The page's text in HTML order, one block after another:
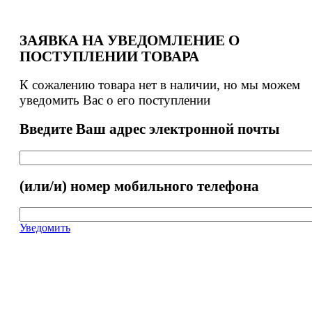
ЗАЯВКА НА УВЕДОМЛЕНИЕ О
ПОСТУПЛЕНИИ ТОВАРА
К сожалению товара нет в наличии, но мы можем
уведомить Вас о его поступлении
Введите Ваш адрес электронной почты
(или/и) номер мобильного телефона
Уведомить